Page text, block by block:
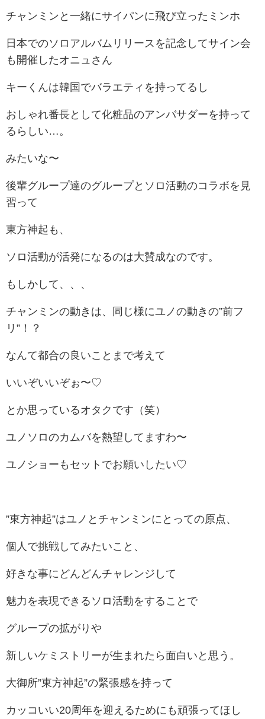
チャンミンと一緒にサイパンに飛び立ったミンホ
日本でのソロアルバムリリースを記念してサイン会
も開催したオニュさん
キーくんは韓国でバラエティを持ってるし
おしゃれ番長として化粧品のアンバサダーを持って
るらしい…。
みたいな〜
後輩グループ達のグループとソロ活動のコラボを見
習って
東方神起も、
ソロ活動が活発になるのは大賛成なのです。
もしかして、、、
チャンミンの動きは、同じ様にユノの動きの”前フ
リ”！？
なんて都合の良いことまで考えて
いいぞいいぞぉ〜♡
とか思っているオタクです（笑）
ユノソロのカムバを熱望してますわ〜
ユノショーもセットでお願いしたい♡
”東方神起”はユノとチャンミンにとっての原点、
個人で挑戦してみたいこと、
好きな事にどんどんチャレンジして
魅力を表現できるソロ活動をすることで
グループの拡がりや
新しいケミストリーが生まれたら面白いと思う。
大御所”東方神起”の緊張感を持って
カッコいい20周年を迎えるためにも頑張ってほし